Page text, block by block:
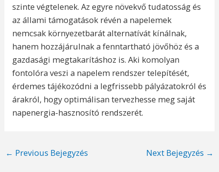
szinte végtelenek. Az egyre növekvő tudatosság és
az állami támogatások révén a napelemek
nemcsak környezetbarát alternatívát kínálnak,
hanem hozzájárulnak a fenntartható jövőhöz és a
gazdasági megtakarításhoz is. Aki komolyan
fontolóra veszi a napelem rendszer telepítését,
érdemes tájékozódni a legfrissebb pályázatokról és
árakról, hogy optimálisan tervezhesse meg saját
napenergia-hasznosító rendszerét.
Post
← Previous Bejegyzés Next Bejegyzés →